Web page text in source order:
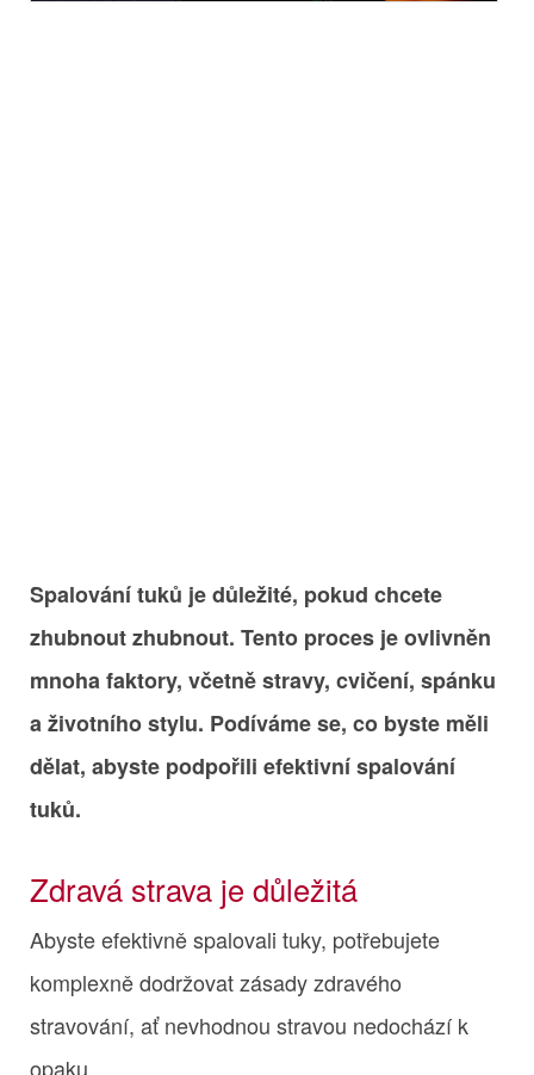
Spalování tuků je důležité, pokud chcete
zhubnout zhubnout. Tento proces je ovlivněn
mnoha faktory, včetně stravy, cvičení, spánku
a životního stylu. Podíváme se, co byste měli
dělat, abyste podpořili efektivní spalování
tuků.
Zdravá strava je důležitá
Abyste efektivně spalovali tuky, potřebujete
komplexně dodržovat zásady zdravého
stravování, ať nevhodnou stravou nedochází k
opaku.